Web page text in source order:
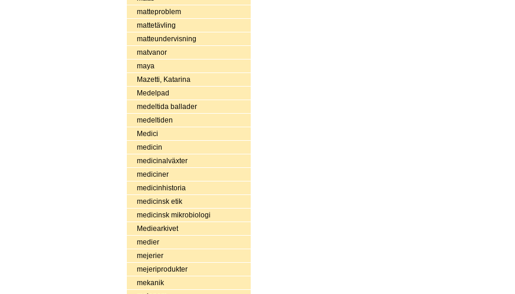
matteproblem
mattetävling
matteundervisning
matvanor
maya
Mazetti, Katarina
Medelpad
medeltida ballader
medeltiden
Medici
medicin
medicinalväxter
mediciner
medicinhistoria
medicinsk etik
medicinsk mikrobiologi
Mediearkivet
medier
mejerier
mejeriprodukter
mekanik